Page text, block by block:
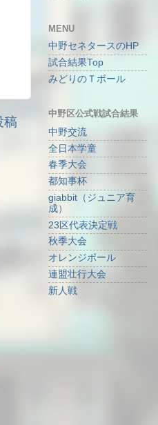
稿
MENU
中野セネタースのHP
試合結果Top
みどりのＴボール
中野区公式戦試合結果
中野交流
全日本学童
春季大会
都知事杯
giabbit（ジュニア育
成）
23区代表決定戦
秋季大会
オレンジボール
連盟壮行大会
新人戦